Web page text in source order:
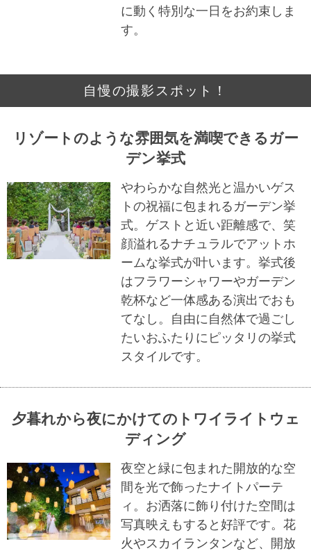
に動く特別な一日をお約束しま
す。
自慢の撮影スポット！
リゾートのような雰囲気を満喫できるガー
デン挙式
やわらかな自然光と温かいゲス
トの祝福に包まれるガーデン挙
式。ゲストと近い距離感で、笑
顔溢れるナチュラルでアットホ
ームな挙式が叶います。挙式後
はフラワーシャワーやガーデン
乾杯など一体感ある演出でおも
てなし。自由に自然体で過ごし
たいおふたりにピッタリの挙式
スタイルです。
夕暮れから夜にかけてのトワイライトウェ
ディング
夜空と緑に包まれた開放的な空
間を光で飾ったナイトパーテ
ィ。お洒落に飾り付けた空間は
写真映えもすると好評です。花
火やスカイランタンなど、開放